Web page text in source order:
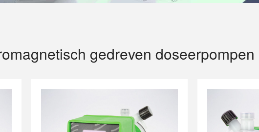
gedreven doseerpompen